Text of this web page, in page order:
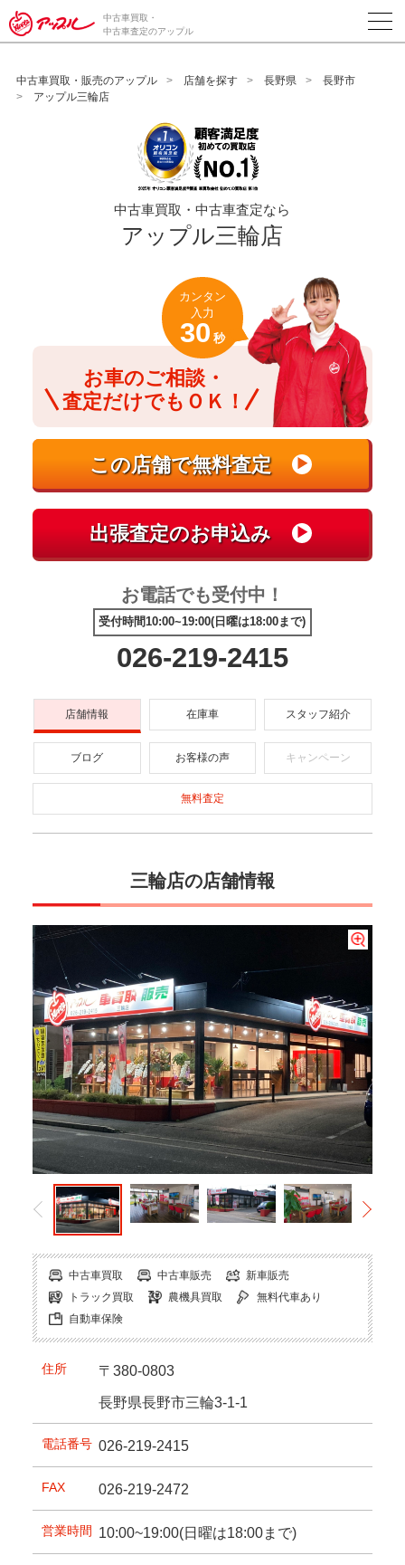
/*ABテスト_新規査定フォームの為のCVボタン*/
中古車買取・
中古車査定のアップル
中古車買取・販売のアップル 店舗を探す 長野県
長野市
アップル三輪店
中古車買取・中古車査定なら
アップル三輪店
お車のご相談・
査定だけでもＯＫ！
カンタン
入力
30 秒
お電話でも受付中！
受付時間10:00~19:00(日曜は18:00まで)
026-219-2415
店舗情報 在庫車 スタッフ紹介
ブログ お客様の声 キャンペーン
無料査定
三輪店の店舗情報
中古車買取 中古車販売
新車販売
トラック買取
農機具買取
無料代車あり
自動車保険
住所 〒380-0803
長野県長野市三輪3-1-1
電話番号 026-219-2415
FAX 026-219-2472
営業時間 10:00~19:00(日曜は18:00まで)